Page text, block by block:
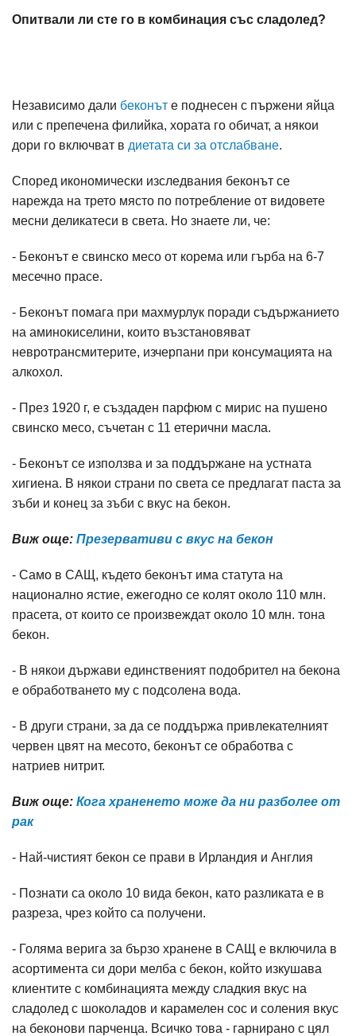
Опитвали ли сте го в комбинация със сладолед?
Независимо дали беконът е поднесен с пържени яйца
или с препечена филийка, хората го обичат, а някои
дори го включват в диетата си за отслабване.
Според икономически изследвания беконът се
нарежда на трето място по потребление от видовете
месни деликатеси в света. Но знаете ли, че:
- Беконът е свинско месо от корема или гърба на 6-7
месечно прасе.
- Беконът помага при махмурлук поради съдържанието
на аминокиселини, които възстановяват
невротрансмитерите, изчерпани при консумацията на
алкохол.
- През 1920 г, е създаден парфюм с мирис на пушено
свинско месо, съчетан с 11 етерични масла.
- Беконът се използва и за поддържане на устната
хигиена. В някои страни по света се предлагат паста за
зъби и конец за зъби с вкус на бекон.
Виж още: Презервативи с вкус на бекон
- Само в САЩ, където беконът има статута на
национално ястие, ежегодно се колят около 110 млн.
прасета, от които се произвеждат около 10 млн. тона
бекон.
- В някои държави единственият подобрител на бекона
е обработването му с подсолена вода.
- В други страни, за да се поддържа привлекателният
червен цвят на месото, беконът се обработва с
натриев нитрит.
Виж още: Кога храненето може да ни разболее от
рак
- Най-чистият бекон се прави в Ирландия и Англия
- Познати са около 10 вида бекон, като разликата е в
разреза, чрез който са получени.
- Голяма верига за бързо хранене в САЩ е включила в
асортимента си дори мелба с бекон, който изкушава
клиентите с комбинацията между сладкия вкус на
сладолед с шоколадов и карамелен сос и соления вкус
на беконови парченца. Всичко това - гарнирано с цял